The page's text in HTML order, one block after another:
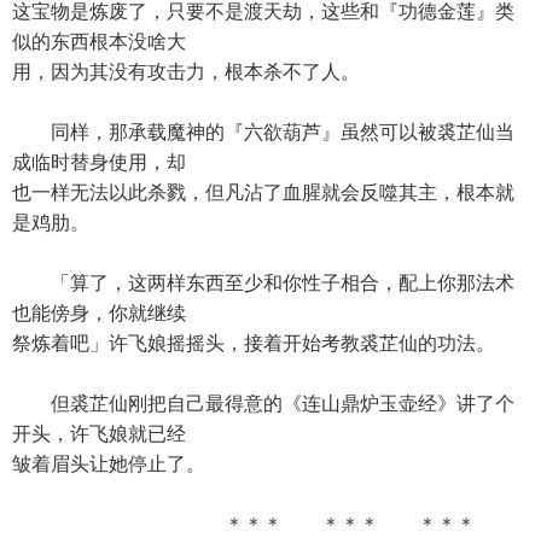
这宝物是炼废了，只要不是渡天劫，这些和『功德金莲』类
似的东西根本没啥大
用，因为其没有攻击力，根本杀不了人。
同样，那承载魔神的『六欲葫芦』虽然可以被裘芷仙当
成临时替身使用，却
也一样无法以此杀戮，但凡沾了血腥就会反噬其主，根本就
是鸡肋。
「算了，这两样东西至少和你性子相合，配上你那法术
也能傍身，你就继续
祭炼着吧」许飞娘摇摇头，接着开始考教裘芷仙的功法。
但裘芷仙刚把自己最得意的《连山鼎炉玉壶经》讲了个
开头，许飞娘就已经
皱着眉头让她停止了。
＊＊＊ ＊＊＊ ＊＊＊